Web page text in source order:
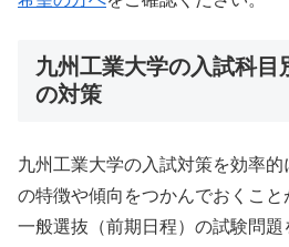
九州工業大学の入試科目
の対策
九州工業大学の入試対策を効率
の特徴や傾向をつかんでおくこと
一般選抜（前期日程）の試験問